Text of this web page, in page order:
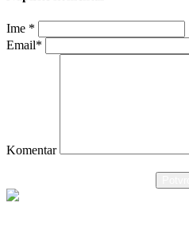
Ime *
Email*
Komentar